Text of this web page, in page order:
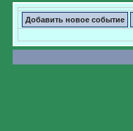
Добавить новое событие